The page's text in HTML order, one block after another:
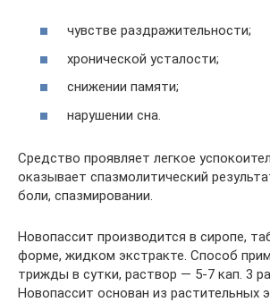
чувстве раздражительности;
хронической усталости;
снижении памяти;
нарушении сна.
Средство проявляет легкое
оказывает спазмолитический
боли, спазмировании.
Новопассит производится в сиропе,
форме, жидком экстракте. Способ
трижды в сутки, раствор — 5-7 кап. 3
Новопассит основан из растительных